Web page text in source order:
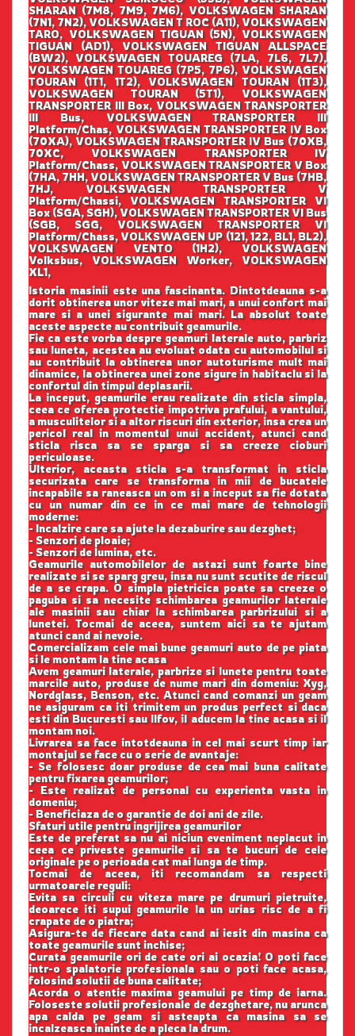
SHARAN (7M8, 7M9, 7M6), VOLKSWAGEN SHARAN
(7N1, 7N2), VOLKSWAGEN T ROC (A11), VOLKSWAGEN
TARO, VOLKSWAGEN TIGUAN (5N), VOLKSWAGEN
TIGUAN (AD1), VOLKSWAGEN TIGUAN ALLSPACE
(BW2), VOLKSWAGEN TOUAREG (7LA, 7L6, 7L7),
VOLKSWAGEN TOUAREG (7P5, 7P6), VOLKSWAGEN
TOURAN (1T1, 1T2), VOLKSWAGEN TOURAN (1T3),
VOLKSWAGEN TOURAN (5T1), VOLKSWAGEN
TRANSPORTER III Box, VOLKSWAGEN TRANSPORTER
III Bus, VOLKSWAGEN TRANSPORTER III
Platform/Chas, VOLKSWAGEN TRANSPORTER IV Box
(70XA), VOLKSWAGEN TRANSPORTER IV Bus (70XB,
70XC, VOLKSWAGEN TRANSPORTER IV
Platform/Chass, VOLKSWAGEN TRANSPORTER V Box
(7HA, 7HH, VOLKSWAGEN TRANSPORTER V Bus (7HB,
7HJ, VOLKSWAGEN TRANSPORTER V
Platform/Chassi, VOLKSWAGEN TRANSPORTER VI
Box (SGA, SGH), VOLKSWAGEN TRANSPORTER VI Bus
(SGB, SGG, VOLKSWAGEN TRANSPORTER VI
Platform/Chass, VOLKSWAGEN UP (121, 122, BL1, BL2),
VOLKSWAGEN VENTO (1H2), VOLKSWAGEN
Volksbus, VOLKSWAGEN Worker, VOLKSWAGEN
XL1,
Istoria masinii este una fascinanta. Dintotdeauna s-a
dorit obtinerea unor viteze mai mari, a unui confort mai
mare si a unei sigurante mai mari. La absolut toate
aceste aspecte au contribuit geamurile.
Fie ca este vorba despre geamuri laterale auto, parbriz
sau luneta, acestea au evoluat odata cu automobilul si
au contribuit la obtinerea unor autoturisme mult mai
dinamice, la obtinerea unei zone sigure in habitaclu si la
confortul din timpul deplasarii.
La inceput, geamurile erau realizate din sticla simpla,
ceea ce oferea protectie impotriva prafului, a vantului,
a musculitelor si a altor riscuri din exterior, insa crea un
pericol real in momentul unui accident, atunci cand
sticla risca sa se sparga si sa creeze cioburi
periculoase.
Ulterior, aceasta sticla s-a transformat in sticla
securizata care se transforma in mii de bucatele
incapabile sa raneasca un om si a inceput sa fie dotata
cu un numar din ce in ce mai mare de tehnologii
moderne:
- Incalzire care sa ajute la dezaburire sau dezghet;
- Senzori de ploaie;
- Senzori de lumina, etc.
Geamurile automobilelor de astazi sunt foarte bine
realizate si se sparg greu, insa nu sunt scutite de riscul
de a se crapa. O simpla pietricica poate sa creeze o
paguba si sa necesite schimbarea geamurilor laterale
ale masinii sau chiar la schimbarea parbrizului si a
lunetei. Tocmai de aceea, suntem aici sa te ajutam
atunci cand ai nevoie.
Comercializam cele mai bune geamuri auto de pe piata
si le montam la tine acasa
Avem geamuri laterale, parbrize si lunete pentru toate
marcile auto, produse de nume mari din domeniu: Xyg,
Nordglass, Benson, etc. Atunci cand comanzi un geam
ne asiguram ca iti trimitem un produs perfect si daca
esti din Bucuresti sau Ilfov, il aducem la tine acasa si il
montam noi.
Livrarea sa face intotdeauna in cel mai scurt timp iar
montajul se face cu o serie de avantaje:
- Se folosesc doar produse de cea mai buna calitate
pentru fixarea geamurilor;
- Este realizat de personal cu experienta vasta in
domeniu;
- Beneficiaza de o garantie de doi ani de zile.
Sfaturi utile pentru ingrijirea geamurilor
Este de preferat sa nu ai niciun eveniment neplacut in
ceea ce priveste geamurile si sa te bucuri de cele
originale pe o perioada cat mai lunga de timp.
Tocmai de aceea, iti recomandam sa respecti
urmatoarele reguli:
Evita sa circuli cu viteza mare pe drumuri pietruite,
deoarece iti supui geamurile la un urias risc de a fi
crapate de o piatra;
Asigura-te de fiecare data cand ai iesit din masina ca
toate geamurile sunt inchise;
Curata geamurile ori de cate ori ai ocazia! O poti face
intr-o spalatorie profesionala sau o poti face acasa,
folosind solutii de buna calitate;
Acorda o atentie maxima geamului pe timp de iarna.
Foloseste solutii profesionale de dezghetare, nu arunca
apa calda pe geam si asteapta ca masina sa se
incalzeasca inainte de a pleca la drum.